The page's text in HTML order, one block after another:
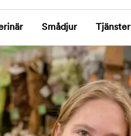
Smådjur Tjänster